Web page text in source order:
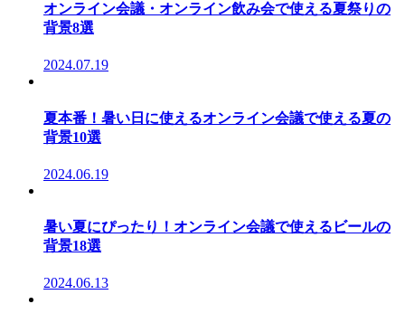
オンライン会議・オンライン飲み会で使える夏祭りの
背景8選
2024.07.19
夏本番！暑い日に使えるオンライン会議で使える夏の
背景10選
2024.06.19
暑い夏にぴったり！オンライン会議で使えるビールの
背景18選
2024.06.13